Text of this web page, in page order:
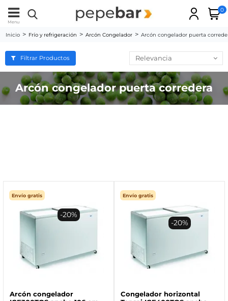
Menu
0
Inicio Frío y refrigeración Arcón Congelador Arcón congelador puerta
Arcón congelador puerta corredera
Filtrar Productos Relevancia
Envío gratis
Arcón congelador
-20%
Envío gratis
Congelador horizontal
-20%